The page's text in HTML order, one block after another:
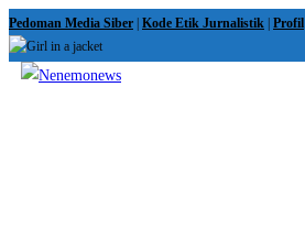
Skip
to
content
Pedoman Media Siber Kode Etik Jurnalistik Profil